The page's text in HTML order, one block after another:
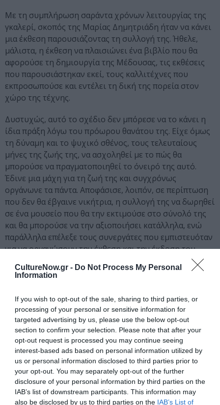
CultureNow.gr - Do Not Process My Personal
Information
If you wish to opt-out of the sale, sharing to third parties, or
processing of your personal or sensitive information for
targeted advertising by us, please use the below opt-out
section to confirm your selection. Please note that after your
opt-out request is processed you may continue seeing
interest-based ads based on personal information utilized by
us or personal information disclosed to third parties prior to
your opt-out. You may separately opt-out of the further
disclosure of your personal information by third parties on the
IAB’s list of downstream participants. This information may
also be disclosed by us to third parties on the IAB’s List of
Με τη συμπλήρωση σαράντα χρόνων λειτουργίας της
γκαλερί, σκοπός της Μαρίας Δημητριάδη ήταν να κάνει
μια έκθεση παρουσιάζοντας τη συλλογή της. Ήθελε,
μάλιστα, η έκθεση να πλαισιώνει ένα βιβλίο που θα
αφορούσε τη δημιουργία της Μέδουσας, τις εκθέσεις
που παρουσιάστηκαν εκεί, τους καλλιτέχνες που
εκπροσωπούσε και εντέλει τη δική της πορεία στον
χώρο της τέχνης.
Δυστυχώς, αυτό το σχέδιο δεν μπόρεσε να το κάνει η
ίδια πράξη λόγω του πρόωρου θανάτου της. Είχε όμως
τη δύναμη και το ψυχικό σθένος, τους τελευταίους
μήνες της ζωής της, να ασχοληθεί με το πώς θα
μπορούσε να πραγματοποιηθεί το όνειρό της αυτό.
Έδινε μια μάχη για τη ζωή της και συγχρόνως
οργάνωνε τα πάντα. Αποφάσισε, λοιπόν, σε περίπτωση
που δεν θα έβγαινε νικήτρια, η συλλογή της να δωρηθεί
σε ένα μουσείο που θα την εκτιμούσε στο σύνολό της
και θα μπορούσε να την αξιοποιήσει κατάλληλα, ενώ
παράλληλα επέλεξε τους συνεργάτες που εμπιστευόταν
για να οργανώσουν την έκθεση και την έκδοση του
βιβλίου, φροντίζοντας επίσης για την υλοποίησή τους.
ανέθεσε να συντονίσουμε αυτό το δύσκολο εγχείρημα,
το οποίο θα εκπλήρωνε τις τελευταίες της επιθυμίες:
μια μεγάλη πρόκληση αλλά και μια εξαιρετικά μεγάλη
ευθύνη που μας τιμά βαθύτατα.
Η Εθνική Πινακοθήκη – Μουσείο Αλεξάνδρου Σούτσου
και η διευθύντριά της, κυρία Μαρίνα Λαμπράκη-Πλάκα,
αποδέχτηκαν τη δωρεά της Συλλογής της Μαρίας
Δημητριάδη με θέρμη και ενθουσιασμό, εκτιμώντας όχι
μόνο την αξία των έργων αλλά και τους ίδιους τους